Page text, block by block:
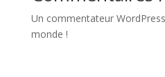
Un commentateur WordPress
monde !